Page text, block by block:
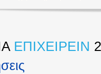
ΕΠΙΧΕΙΡΕΙΝ